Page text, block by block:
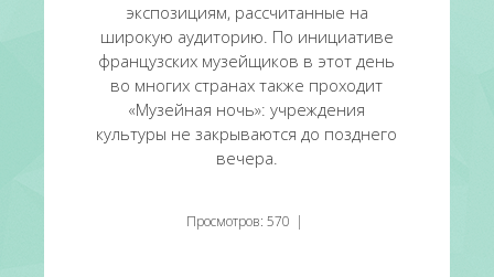
экспозициям, рассчитанные на
широкую аудиторию. По инициативе
французских музейщиков в этот день
во многих странах также проходит
«Музейная ночь»: учреждения
культуры не закрываются до позднего
вечера.
Просмотров: 570 |